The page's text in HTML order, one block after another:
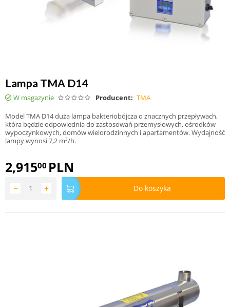
Lampa TMA D14
W magazynie Producent: TMA
Model TMA D14 duża lampa bakteriobójcza o znacznych przepływach,
która będzie odpowiednia do zastosowań przemysłowych, ośrodków
wypoczynkowych, domów wielorodzinnych i apartamentów. Wydajność
lampy wynosi 7,2 m³/h.
2,91500 PLN
+
− Do koszyka